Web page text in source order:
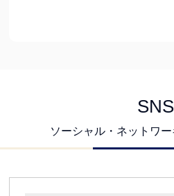
SNS
ソーシャル・ネットワ